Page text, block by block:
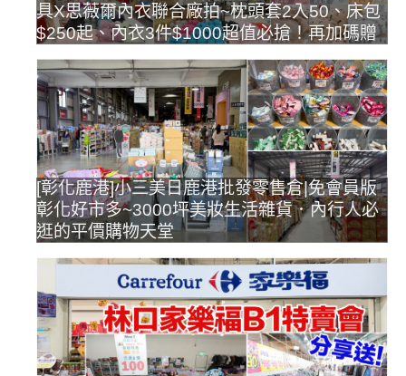
具X思薇爾內衣聯合廠拍~枕頭套2入50、床包
$250起、內衣3件$1000超值必搶！再加碼贈
[彰化鹿港]小三美日鹿港批發零售倉|免會員版
彰化好市多~3000坪美妝生活雜貨．內行人必
逛的平價購物天堂